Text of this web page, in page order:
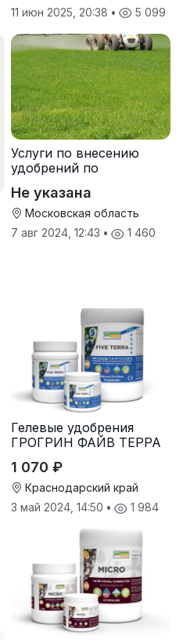
11 июн 2025, 20:38 • 5 099
Услуги по внесению
удобрений по
грунту, услуги по
опрыскиванию полей,
услуги пневмо
Не указана
Московская область
7 авг 2024, 12:43 • 1 460
Гелевые удобрения
ГРОГРИН ФАЙВ ТЕРРА
1 070 ₽
Краснодарский край
3 май 2024, 14:50 • 1 984